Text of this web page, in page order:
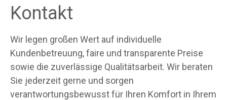
Kontakt
Wir legen großen Wert auf individuelle
Kundenbetreuung, faire und transparente Preise
sowie die zuverlässige Qualitätsarbeit. Wir beraten
Sie jederzeit gerne und sorgen
verantwortungsbewusst für Ihren Komfort in Ihrem